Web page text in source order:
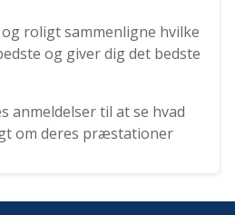
roligt sammenligne hvilke
og giver dig det bedste
anmeldelser til at se hvad
om deres præstationer